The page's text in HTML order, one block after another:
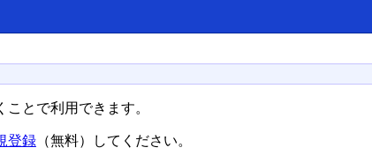
ことで利用できます。
登録（無料）してください。